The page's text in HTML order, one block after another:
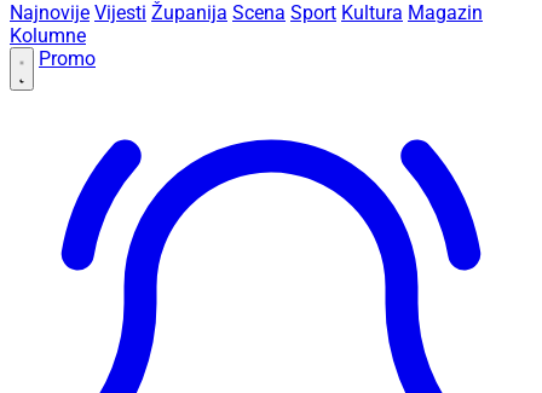
Najnovije Vijesti Županija Scena Sport Kultura Magazin
Kolumne
Promo